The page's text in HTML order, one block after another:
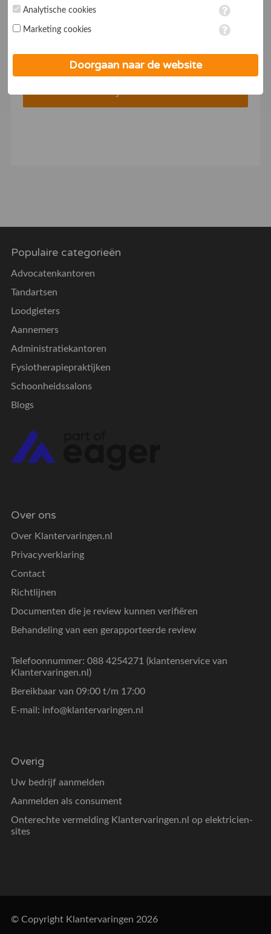
* Met een abonnementsduur vanaf 1 jaar
Populaire categorieën
Advocatenkantoren
Tandartsen
Loodgieters
Aannemers
Administratiekantoren
Fysiotherapiepraktijken
Schoonheidssalons
Blogs
Over ons
Over Klantervaringen.nl
Privacyverklaring
Contact
Richtlijnen
Documenten die je review kunnen verifiëren
Behandeling van een gerapporteerde review
Telefoonnummer: 088 4254271 (klantenservice van
Klantervaringen.nl)
Bereikbaar van 09:00 t/m 17:00
E-mail: info@klantervaringen.nl
Overig
Uw bedrijf aanmelden
Aanmelden als consument
Onterechte vermelding Klantervaringen.nl op elektricien-
sites
© Copyright Klantervaringen 2026
toestemming voor deze verwerking wanneer je hieronder een
op ieder moment aanpassen in de
. Lees voor meer
Analytische cookies
Marketing cookies
Doorgaan naar de website